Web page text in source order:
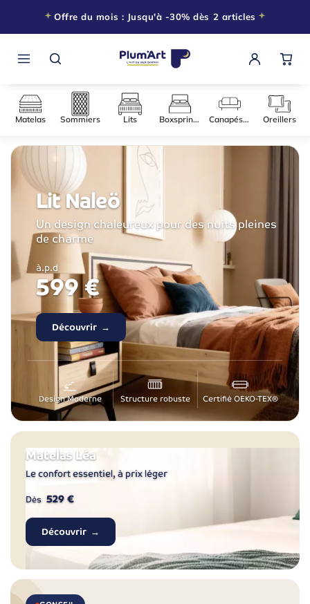
Offre du mois : Jusqu'à -30% dès 2 articles
Matelas Sommiers Lits Boxsprings
Lit Naleö
Un design chaleureux pour des nuits pleines
de charme
à.p.d
599 €
Découvrir
Design Moderne Structure robuste Certifié OEKO-TEX®
Matelas Léa
Le confort essentiel, à prix léger
Dès 529 €
Découvrir